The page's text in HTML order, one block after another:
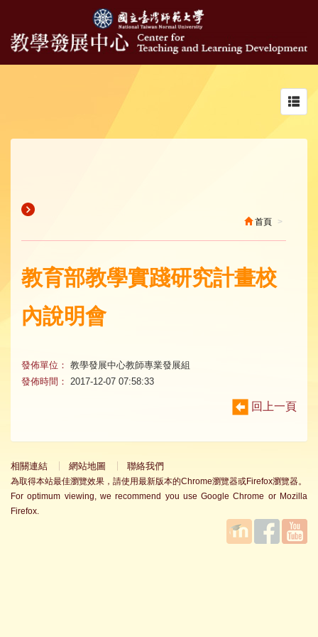
首頁
教育部教學實踐研究計畫校
內說明會
發佈單位： 教學發展中心教師專業發展組
發佈時間：
2017-12-07 07:58:33
回上一頁
相關連結 網站地圖 聯絡我們
為取得本站最佳瀏覽效果，請使用最新版本的Chrome瀏覽器或Firefox瀏覽器。
For optimum viewing, we recommend you use Google Chrome or Mozilla
Firefox.